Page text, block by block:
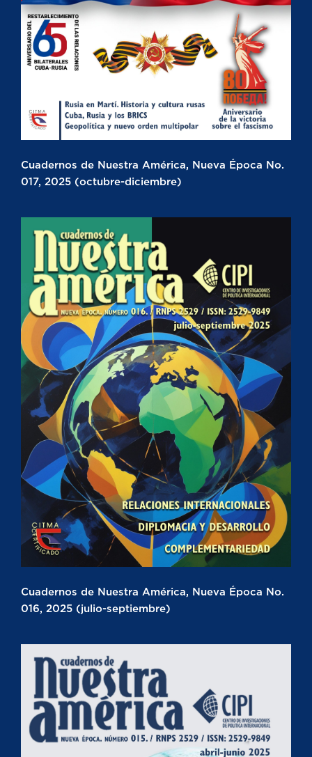
Cuadernos de Nuestra América, Nueva Época No.
017, 2025 (octubre-diciembre)
Cuadernos de Nuestra América, Nueva Época No.
016, 2025 (julio-septiembre)